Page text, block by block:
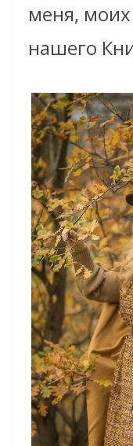
меня,
нашего